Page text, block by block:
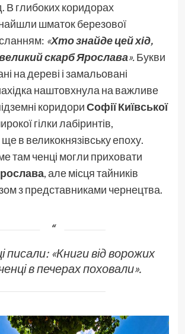
В глибоких коридорах
шматок березової
«Хто знайде цей хід,
скарб Ярослава».Букви
на дереві і замальовані
наштовхнула на важливе
коридориСофії Київської
гілки лабіринтів,
в великокнязівську епоху.
там ченці могли приховати
, але місця тайників
з представниками чернецтва.
писали: «Книги від ворожих
в печерах поховали».